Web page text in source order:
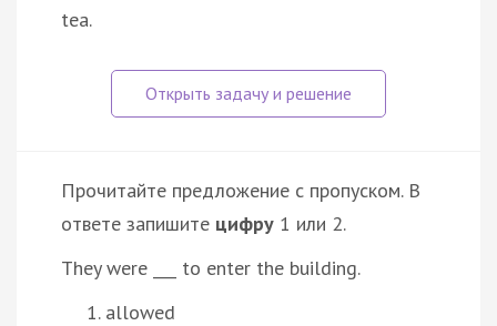
tea.
Прочитайте предложение с пропуском. В
ответе запишите цифру 1 или 2.
They were ___ to enter the building.
allowed